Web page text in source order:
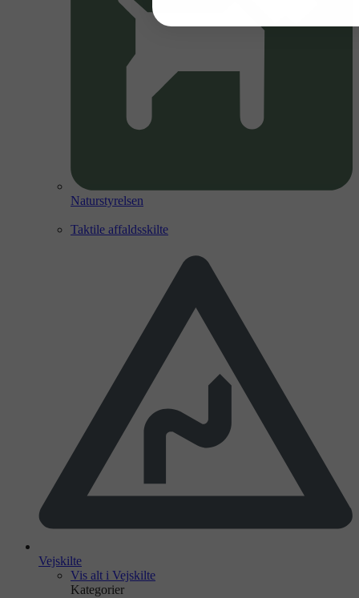
Naturstyrelsen
Taktile affaldsskilte
Vejskilte
Vis alt i Vejskilte
Kategorier